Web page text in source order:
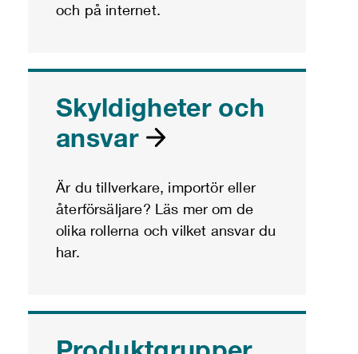
och på internet.
Skyldigheter och
ansvar
Är du tillverkare, importör eller
återförsäljare? Läs mer om de
olika rollerna och vilket ansvar du
har.